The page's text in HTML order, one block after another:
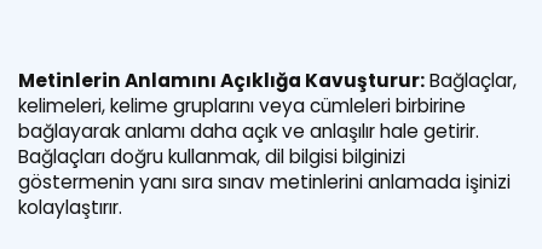
Metinlerin Anlamını Açıklığa Kavuşturur:Bağlaçlar,
kelimeleri, kelime gruplarını veya cümleleri birbirine
bağlayarak anlamı daha açık ve anlaşılır hale getirir.
Bağlaçları doğru kullanmak, dil bilgisi bilginizi
göstermenin yanı sıra sınav metinlerini anlamada işinizi
kolaylaştırır.